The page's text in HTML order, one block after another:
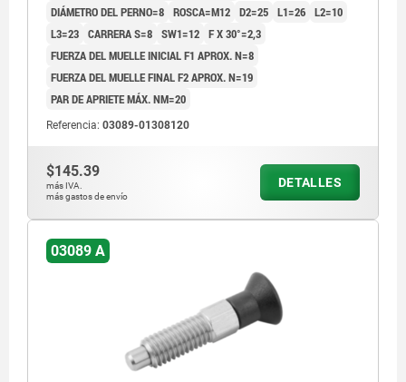
DIÁMETRO DEL PERNO=8 ROSCA=M12 D2=25 L1=26 L2=10
L3=23 CARRERA S=8 SW1=12 F X 30°=2,3
FUERZA DEL MUELLE INICIAL F1 APROX. N=8
FUERZA DEL MUELLE FINAL F2 APROX. N=19
PAR DE APRIETE MÁX. NM=20
Referencia: 03089-01308120
$145.39
más IVA.
más gastos de envío
DETALLES
03089 A